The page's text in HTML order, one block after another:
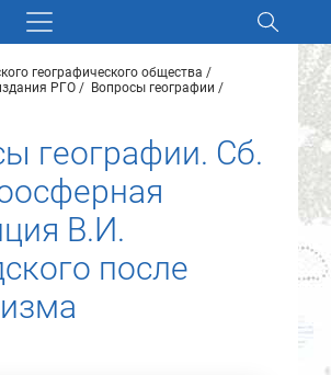
Найти
географического общества
РГО
Вопросы географии
географии. Сб.
В.И.
после